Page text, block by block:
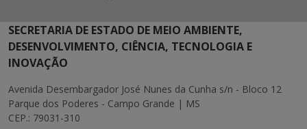
SECRETARIA DE ESTADO DE MEIO AMBIENTE,
DESENVOLVIMENTO, CIÊNCIA, TECNOLOGIA E
INOVAÇÃO
Avenida Desembargador José Nunes da Cunha s/n - Bloco 12
Parque dos Poderes - Campo Grande | MS
CEP.: 79031-310